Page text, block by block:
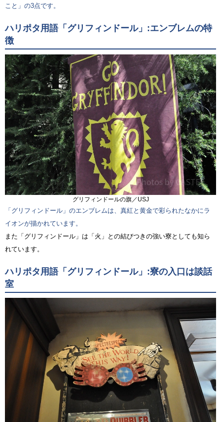
こと」の3点です。
ハリポタ用語「グリフィンドール」:エンブレムの特
徴
グリフィンドールの旗／USJ
「グリフィンドール」のエンブレムは、真紅と黄金で彩られたなかにラ
イオンが描かれています。
また「グリフィンドール」は「火」との結びつきの強い寮としても知ら
れています。
ハリポタ用語「グリフィンドール」:寮の入口は談話
室